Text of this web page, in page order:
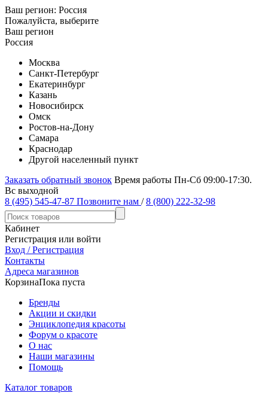
Ваш регион: Россия
Пожалуйста, выберите
Ваш регион
Россия
Москва
Санкт-Петербург
Екатеринбург
Казань
Новосибирск
Омск
Ростов-на-Дону
Самара
Краснодар
Другой населенный пункт
Заказать обратный звонок Время работы Пн-Сб 09:00-17:30.
Вс выходной
8 (495) 545-47-87 Позвоните нам / 8 (800) 222-32-98
Кабинет
Регистрация или войти
Вход / Регистрация
Контакты
Адреса магазинов
КорзинаПока пуста
Бренды
Акции и скидки
Энциклопедия красоты
Форум о красоте
О нас
Наши магазины
Помощь
Каталог товаров